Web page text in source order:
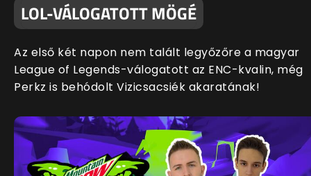
LOL-VÁLOGATOTT MÖGÉ
Az első két napon nem talált legyőzőre a magyar
League of Legends-válogatott az ENC-kvalin, még
Perkz is behódolt Vizicsacsiék akaratának!